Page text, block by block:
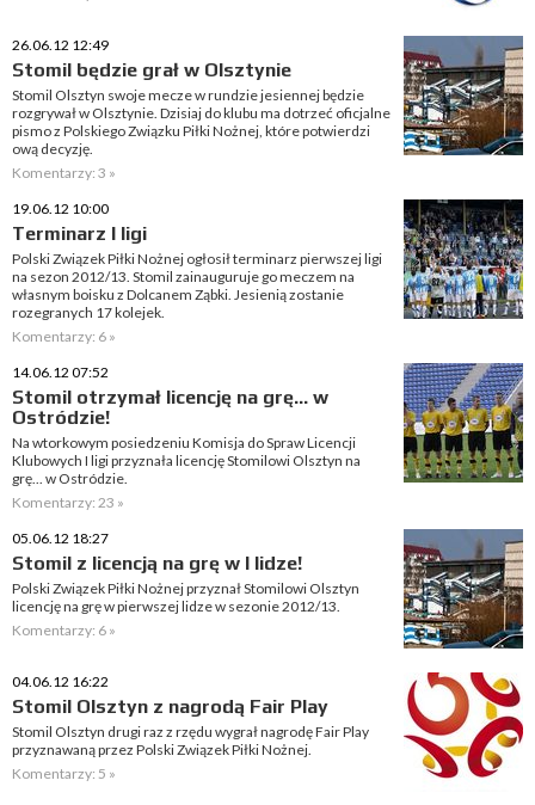
26.06.12 12:49
Stomil będzie grał w Olsztynie
Stomil Olsztyn swoje mecze w rundzie jesiennej będzie
rozgrywał w Olsztynie. Dzisiaj do klubu ma dotrzeć oficjalne
pismo z Polskiego Związku Piłki Nożnej, które potwierdzi
ową decyzję.
Komentarzy: 3 »
19.06.12 10:00
Terminarz I ligi
Polski Związek Piłki Nożnej ogłosił terminarz pierwszej ligi
na sezon 2012/13. Stomil zainauguruje go meczem na
własnym boisku z Dolcanem Ząbki. Jesienią zostanie
rozegranych 17 kolejek.
Komentarzy: 6 »
14.06.12 07:52
Stomil otrzymał licencję na grę... w
Ostródzie!
Na wtorkowym posiedzeniu Komisja do Spraw Licencji
Klubowych I ligi przyznała licencję Stomilowi Olsztyn na
grę... w Ostródzie.
Komentarzy: 23 »
05.06.12 18:27
Stomil z licencją na grę w I lidze!
Polski Związek Piłki Nożnej przyznał Stomilowi Olsztyn
licencję na grę w pierwszej lidze w sezonie 2012/13.
Komentarzy: 6 »
04.06.12 16:22
Stomil Olsztyn z nagrodą Fair Play
Stomil Olsztyn drugi raz z rzędu wygrał nagrodę Fair Play
przyznawaną przez Polski Związek Piłki Nożnej.
Komentarzy: 5 »